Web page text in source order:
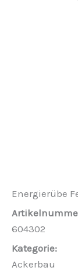
Energierübe
604302
Ackerbau